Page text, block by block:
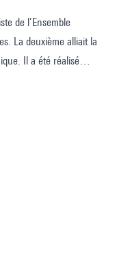
de l’Ensemble
La deuxième alliait la
Il a été réalisé
du son,